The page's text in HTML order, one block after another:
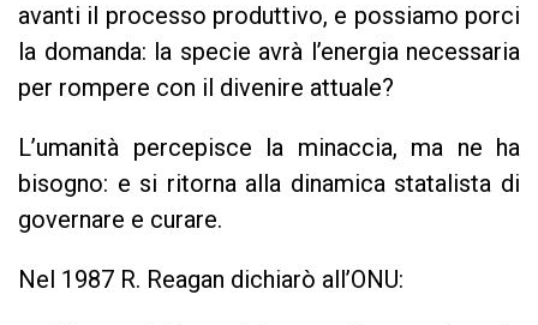
avanti il processo produttivo, e possiamo porci
la domanda: la specie avrà l’energia necessaria
per rompere con il divenire attuale?
L’umanità percepisce la minaccia, ma ne ha
bisogno: e si ritorna alla dinamica statalista di
governare e curare.
Nel 1987 R. Reagan dichiarò all’ONU: